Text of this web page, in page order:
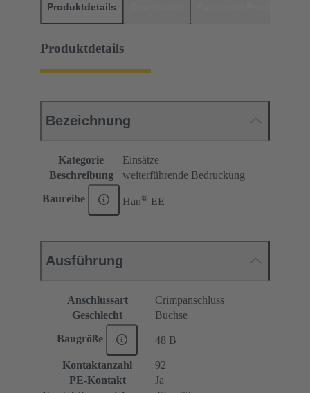
Produktdetails
Produktdetails
Bezeichnung
Kategorie
Einsätze
Beschreibung
weiterführende Bedruckung
Baureihe Han® EE
Ausführung
Anschlussart
Crimpanschluss
Geschlecht
Buchse
Baugröße 48 B
Kontaktanzahl
92
PE-Kontakt
Ja